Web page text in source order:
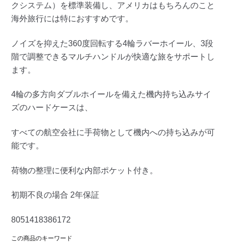
クシステム）を標準装備し、アメリカはもちろんのこと
海外旅行には特におすすめです。
ノイズを抑えた360度回転する4輪ラバーホイール、3段
階で調整できるマルチハンドルが快適な旅をサポートし
ます。
4輪の多方向ダブルホイールを備えた機内持ち込みサイ
ズのハードケースは、
すべての航空会社に手荷物として機内への持ち込みが可
能です。
荷物の整理に便利な内部ポケット付き。
初期不良の場合 2年保証
8051418386172
この商品のキーワード